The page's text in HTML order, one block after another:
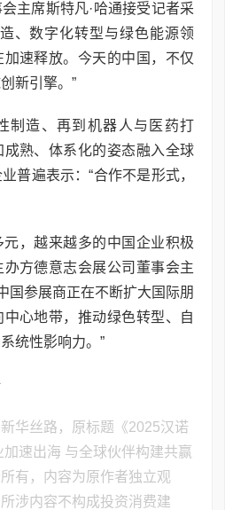
主席斯特凡·哈通接受记者采
、数字化转型与绿色能源领
速释放。今天的中国，不仅
新引擎。”
制造、再到机器人与医药打
熟、体系化的姿态融入全球
普遍表示：“合作不是形式，
，越来越多的中国企业积极
方德意志会展公司董事会主
国参展商正在不断扩大国际朋
心地带，推动绿色转型、自
统性影响力。”
华丝路，原标题《2025汉诺
速出海 与全球伙伴构建共赢
有，内容为原作者独立观
涉内容不构成投资消费建